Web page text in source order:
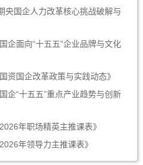
央国企人力改革核心挑战破解与
企面向“十五五”企业品牌与文化
资国企改革政策与实践动态》
企“十五五”重点产业趋势与创新
年职场精英主推课表》
年领导力主推课表》